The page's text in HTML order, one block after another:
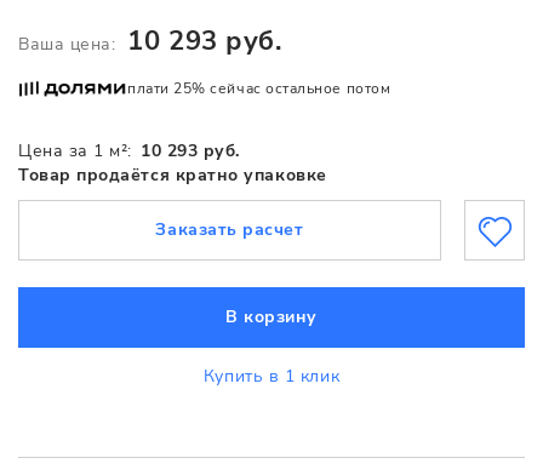
Цена за 1 м²: 10 293 руб.
Товар продаётся кратно упаковке
Ваша цена: 10 293 руб.
плати 25% сейчас остальное потом
В корзину
Купить в 1 клик
Заказать расчет